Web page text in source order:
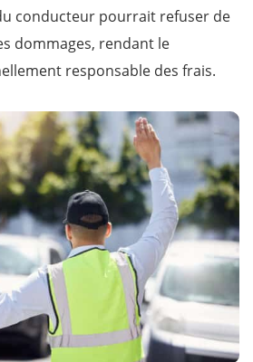
conducteur pourrait refuser de
dommages, rendant le
responsable des frais.